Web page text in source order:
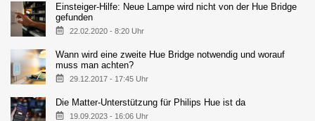
Einsteiger-Hilfe: Neue Lampe wird nicht von der Hue Bridge
gefunden
22.02.2020 - 8:20 Uhr
Wann wird eine zweite Hue Bridge notwendig und worauf
muss man achten?
29.12.2017 - 17:45 Uhr
Die Matter-Unterstützung für Philips Hue ist da
19.09.2023 - 16:06 Uhr